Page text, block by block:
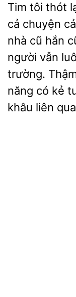
Tim tôi thót
chuyện
nhà cũ hắn
người vẫn
trường.
năng có kẻ
khâu liên